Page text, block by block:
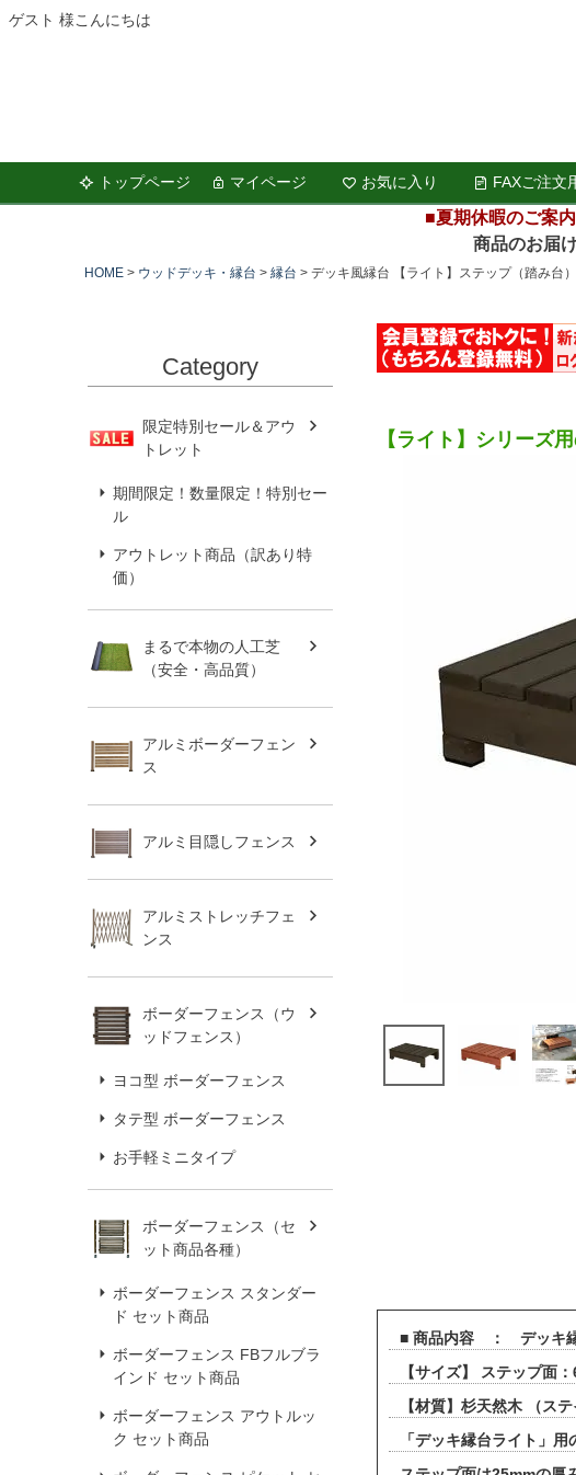
ゲスト 様こんにちは
トップページ
マイページ お気に入り FAXご注文
■夏期休暇のご案
商品のお届けは
HOME ウッドデッキ・縁台 縁台 デッキ風縁台 【ライト】ステップ（踏み
Category
限定特別セール＆アウ
トレット
期間限定！数量限定！特別セー
ル
アウトレット商品（訳あり特
価）
まるで本物の人工芝
（安全・高品質）
アルミボーダーフェン
ス
アルミ目隠しフェンス
アルミストレッチフェ
ンス
ボーダーフェンス（ウ
ッドフェンス）
ヨコ型 ボーダーフェンス
タテ型 ボーダーフェンス
お手軽ミニタイプ
ボーダーフェンス（セ
ット商品各種）
ボーダーフェンス スタンダー
ド セット商品
ボーダーフェンス FBフルブラ
インド セット商品
ボーダーフェンス アウトルッ
ク セット商品
【ライト】シリーズ
■ 商品内容 ： デッキ
【サイズ】 ステップ
【材質】杉天然木 （
「デッキ縁台ライト」用